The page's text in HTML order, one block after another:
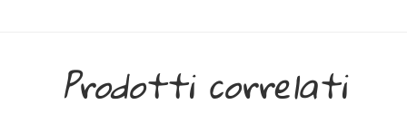
Prodotti correlati